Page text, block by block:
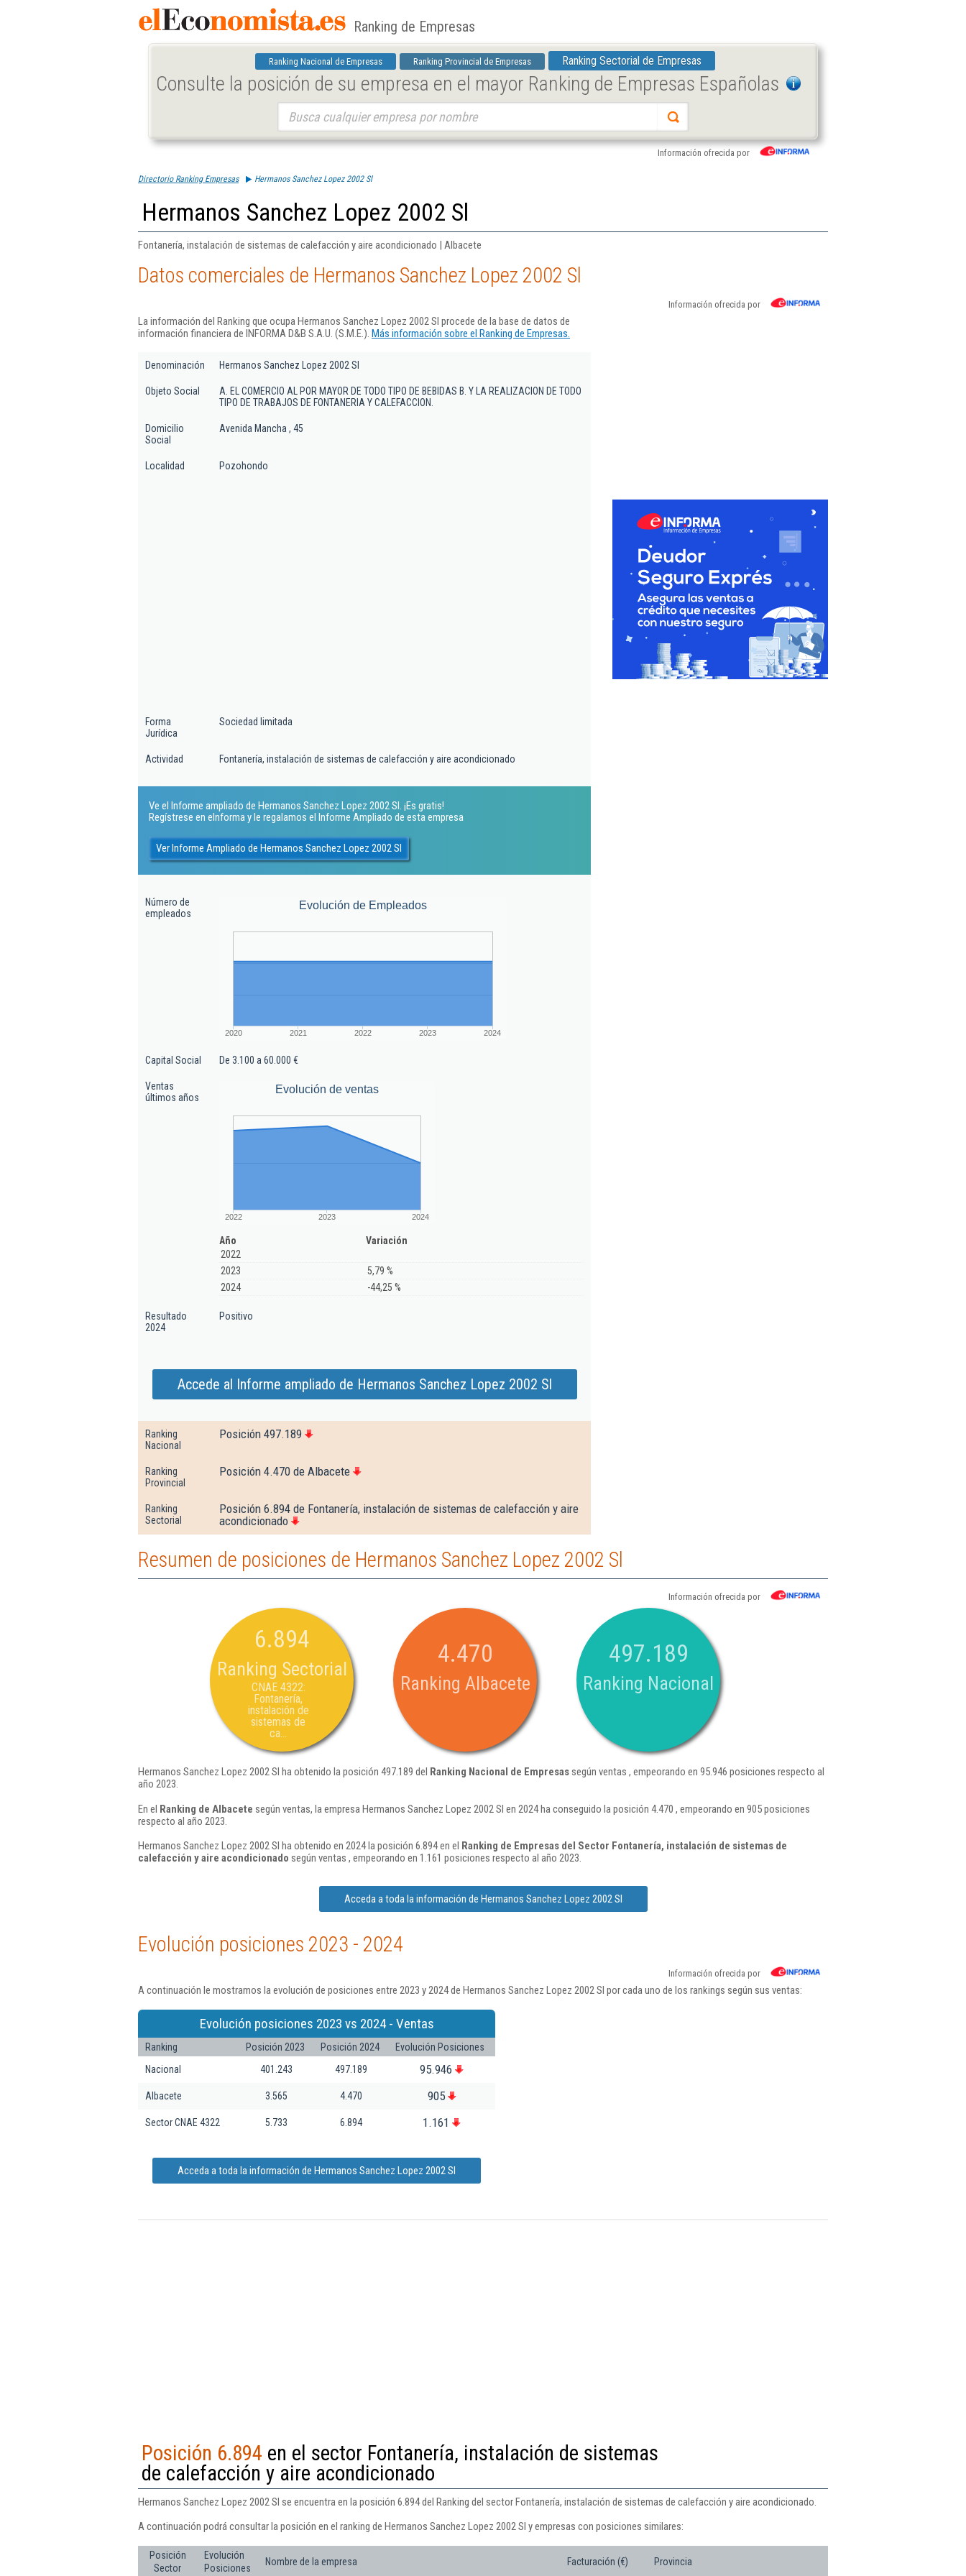
Ranking de Empresas
Ranking Nacional de Empresas Ranking Provincial de Empresas Ranking Sectorial de Empresas
Consulte la posición de su empresa en el mayor Ranking de Empresas Españolas
Información ofrecida por
Directorio Ranking Empresas Hermanos Sanchez Lopez 2002 Sl
Hermanos Sanchez Lopez 2002 Sl
Fontanería, instalación de sistemas de calefacción y aire acondicionado | Albacete
Datos comerciales de Hermanos Sanchez Lopez 2002 Sl
Información ofrecida por
La información del Ranking que ocupa Hermanos Sanchez Lopez 2002 Sl procede de la base de datos de
información financiera de INFORMA D&B S.A.U. (S.M.E.). Más información sobre el Ranking de Empresas.
Denominación Hermanos Sanchez Lopez 2002 Sl
Objeto Social
A. EL COMERCIO AL POR MAYOR DE TODO TIPO DE BEBIDAS B. Y LA REALIZACION DE TODO
TIPO DE TRABAJOS DE FONTANERIA Y CALEFACCION.
Domicilio
Social
Avenida Mancha , 45
Localidad Pozohondo
Forma
Jurídica
Sociedad limitada
Actividad Fontanería, instalación de sistemas de calefacción y aire acondicionado
Ve el Informe ampliado de Hermanos Sanchez Lopez 2002 Sl. ¡Es gratis!
Regístrese en eInforma y le regalamos el Informe Ampliado de esta empresa
Ver Informe Ampliado de Hermanos Sanchez Lopez 2002 Sl
Número de
empleados
Evolución de Empleados
2020 2021 2022 2023 2024
Capital Social De 3.100 a 60.000 €
Ventas
últimos años
Evolución de ventas
2022 2023 2024
Año
Variación
2022
2023
5,79 %
2024
-44,25 %
Resultado
2024
Positivo
Accede al Informe ampliado de Hermanos Sanchez Lopez 2002 Sl
Ranking
Nacional
Posición 497.189
Ranking
Provincial
Posición 4.470 de Albacete
Ranking
Sectorial
Posición 6.894 de Fontanería, instalación de sistemas de calefacción y aire
acondicionado
Resumen de posiciones de Hermanos Sanchez Lopez 2002 Sl
Información ofrecida por
6.894
Ranking Sectorial
CNAE 4322:
Fontanería,
instalación de
sistemas de
ca...
4.470
Ranking Albacete
497.189
Ranking Nacional
Hermanos Sanchez Lopez 2002 Sl ha obtenido la posición 497.189 del Ranking Nacional de Empresassegún ventas , empeorando en 95.946 posiciones respecto al
año 2023.
En el Ranking de Albacete según ventas, la empresa Hermanos Sanchez Lopez 2002 Sl en 2024 ha conseguido la posición 4.470 , empeorando en 905 posiciones
respecto al año 2023.
Hermanos Sanchez Lopez 2002 Sl ha obtenido en 2024 la posición 6.894 en el Ranking de Empresas del Sector Fontanería, instalación de sistemas de
calefacción y aire acondicionado según ventas , empeorando en 1.161 posiciones respecto al año 2023.
Acceda a toda la información de Hermanos Sanchez Lopez 2002 Sl
Evolución posiciones 2023 - 2024
Información ofrecida por
A continuación le mostramos la evolución de posiciones entre 2023 y 2024 de Hermanos Sanchez Lopez 2002 Sl por cada uno de los rankings según sus ventas:
Evolución posiciones 2023 vs 2024 - Ventas
Ranking Posición 2023 Posición 2024
Evolución Posiciones
Nacional
401.243 497.189 95.946
Albacete 3.565 4.470 905
Sector CNAE 4322 5.733 6.894 1.161
Acceda a toda la información de Hermanos Sanchez Lopez 2002 Sl
Posición 6.894 en el sector Fontanería, instalación de sistemas
de calefacción y aire acondicionado
Hermanos Sanchez Lopez 2002 Sl se encuentra en la posición 6.894 del Ranking del sector Fontanería, instalación de sistemas de calefacción y aire acondicionado.
A continuación podrá consultar la posición en el ranking de Hermanos Sanchez Lopez 2002 Sl y empresas con posiciones similares:
Posición
Sector
Evolución
Posiciones
Nombre de la empresa Facturación (€) Provincia